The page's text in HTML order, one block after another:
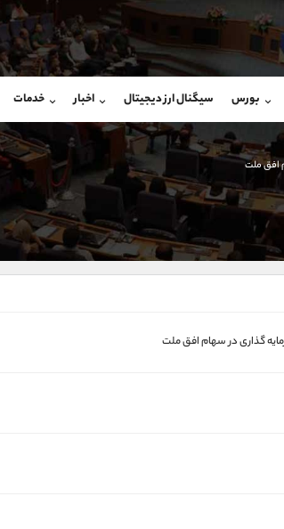
بورس سیگنال ارز دیجیتال اخبار خدمات
افق ملت
گذاری در سهام افق ملت
شروع گفتگو
@Armteam_admin_por
107 داخلی